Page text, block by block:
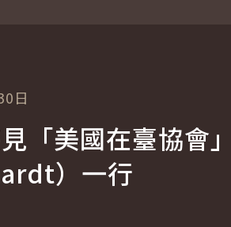
日
「美國在臺協會
）一行